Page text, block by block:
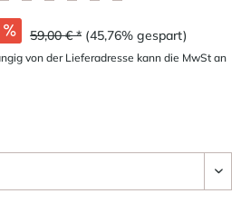
59,00 € * (45,76% gespart)
von der Lieferadresse kann die MwSt an